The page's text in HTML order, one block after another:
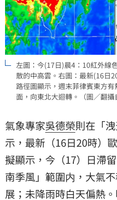
左圖：今(17日)晨4：10紅外線
散的中高雲。右圖：最新(16日
路徑圖顯示，週末菲律賓東方
面，向東北大迴轉。（圖／翻攝
氣象專家吳德榮則在「
示，最新（16日20時）
擬顯示，今（17）日滯
南季風」範圍内，大氣
展；未降雨時白天偏熱